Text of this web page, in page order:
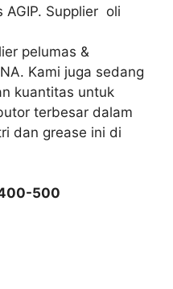
AGIP. Supplier oli
pelumas &
Kami juga sedang
kuantitas untuk
terbesar dalam
dan grease ini di
500